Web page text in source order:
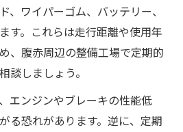
、ワイパーゴム、バッテリー、
す。これらは走行距離や使用年
、腹赤周辺の整備工場で定期的
談しましょう。
エンジンやブレーキの性能低
る恐れがあります。逆に、定期